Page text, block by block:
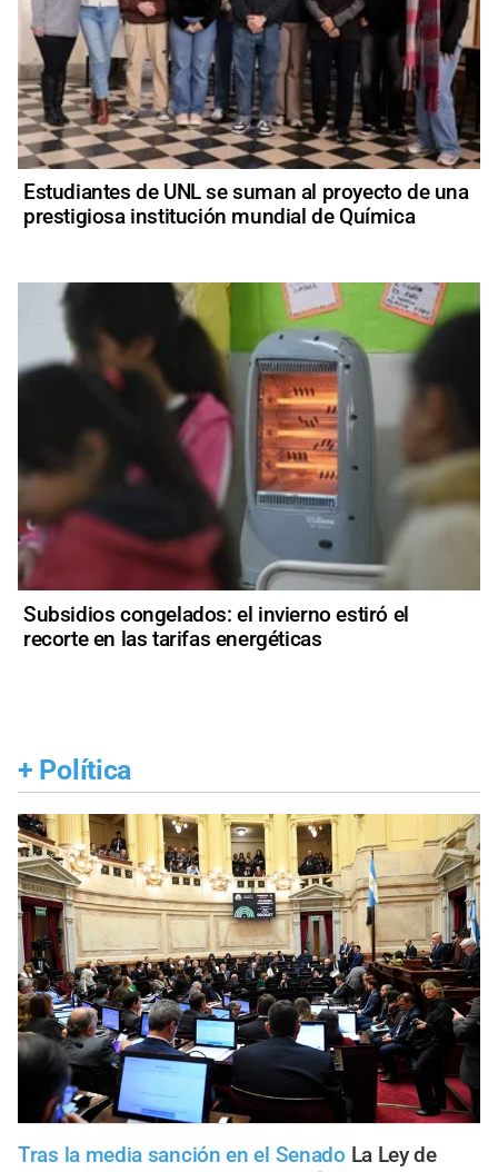
Estudiantes de UNL se suman al proyecto de una
prestigiosa institución mundial de Química
Subsidios congelados: el invierno estiró el
recorte en las tarifas energéticas
+ Política
Tras la media sanción en el Senado La Ley de